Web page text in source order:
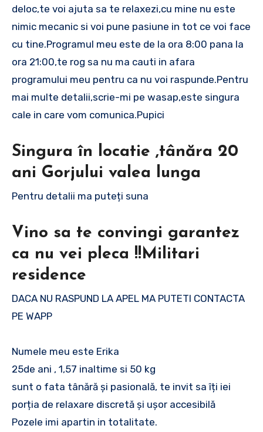
deloc,te voi ajuta sa te relaxezi,cu mine nu este
nimic mecanic si voi pune pasiune in tot ce voi face
cu tine.Programul meu este de la ora 8:00 pana la
ora 21:00,te rog sa nu ma cauti in afara
programului meu pentru ca nu voi raspunde.Pentru
mai multe detalii,scrie-mi pe wasap,este singura
cale in care vom comunica.Pupici
Singura în locatie ,tânăra 20
ani Gorjului valea lunga
Pentru detalii ma puteți suna
Vino sa te convingi garantez
ca nu vei pleca !!Militari
residence
DACA NU RASPUND LA APEL MA PUTETI CONTACTA
PE WAPP
Numele meu este Erika
25de ani , 1,57 inaltime si 50 kg
sunt o fata tânără și pasională, te invit sa îți iei
porția de relaxare discretă și ușor accesibilă
Pozele imi apartin in totalitate.